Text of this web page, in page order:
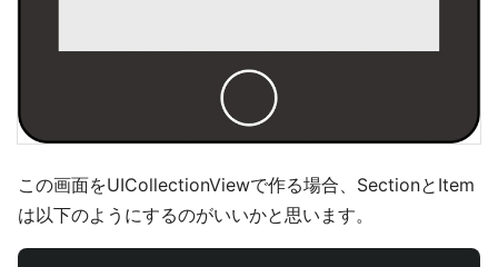
この画面をUICollectionViewで作る場合、SectionとItem
は以下のようにするのがいいかと思います。